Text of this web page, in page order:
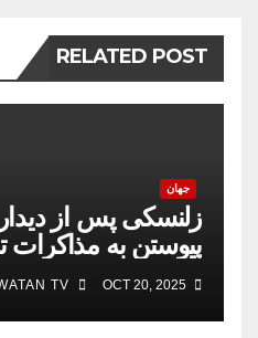
RELATED POST
جهان
زلنسکی پس از
پیوستن به مذاکرات
است